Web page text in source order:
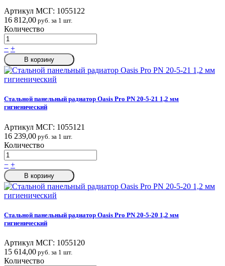
Артикул МСГ: 1055122
16 812,00 руб. за 1 шт.
Количество
− +
В корзину
Стальной панельный радиатор Oasis Pro PN 20-5-21 1,2 мм
гигиенический
Артикул МСГ: 1055121
16 239,00 руб. за 1 шт.
Количество
− +
В корзину
Стальной панельный радиатор Oasis Pro PN 20-5-20 1,2 мм
гигиенический
Артикул МСГ: 1055120
15 614,00 руб. за 1 шт.
Количество